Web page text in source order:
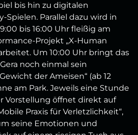
bis hin zu digitalen
Parallel dazu wird in
bis 16:00 Uhr fleißig am
Projekt „X-Human
Um 10:00 Uhr bringt das
noch einmal sein
der Ameisen“ (ab 12
am Park. Jeweils eine Stunde
Vorstellung öffnet direkt auf
Praxis für Verletzlichkeit“,
seine Emotionen und